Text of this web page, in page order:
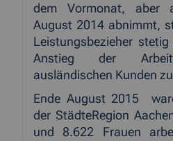
dem Vormonat, aber
August 2014 abnimmt,
Leistungsbezieher
Anstieg der
ausländischen Kunden
Ende August 2015
der StädteRegion
und 8.622 Frauen